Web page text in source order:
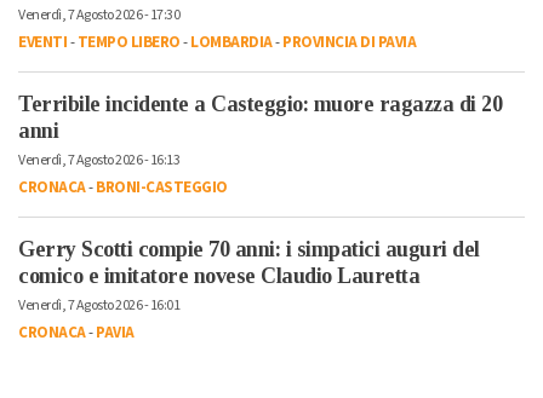
Venerdì, 7 Agosto 2026 - 17:30
EVENTI-TEMPO LIBERO-LOMBARDIA-PROVINCIA DI PAVIA
Terribile incidente a Casteggio: muore ragazza di 20
anni
Venerdì, 7 Agosto 2026 - 16:13
CRONACA-BRONI-CASTEGGIO
Gerry Scotti compie 70 anni: i simpatici auguri del
comico e imitatore novese Claudio Lauretta
Venerdì, 7 Agosto 2026 - 16:01
CRONACA-PAVIA